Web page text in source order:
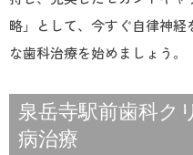
略」として、今すぐ自律神
な歯科治療を始めましょう。
泉岳寺駅前歯科ク
病治療